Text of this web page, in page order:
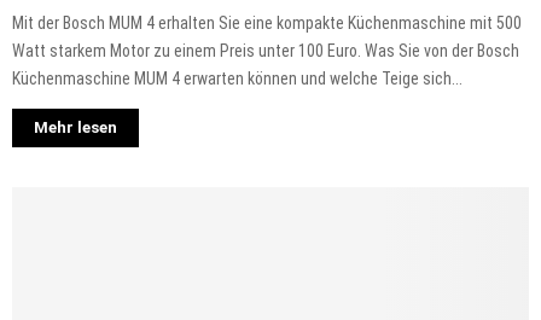
Mit der Bosch MUM 4 erhalten Sie eine kompakte Küchenmaschine mit 500
Watt starkem Motor zu einem Preis unter 100 Euro. Was Sie von der Bosch
Küchenmaschine MUM 4 erwarten können und welche Teige sich...
Mehr lesen